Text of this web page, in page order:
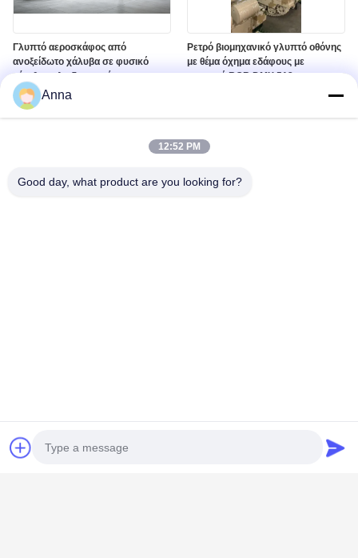
Γλυπτό αεροσκάφος από
ανοξείδωτο χάλυβα σε φυσικό
μέγεθος - Διαδραστική
εγκατάσταση τέχνης αεροπορίας
Ρετρό βιομηχανικό γλυπτό οθόνης
με θέμα όχημα εδάφους με
φωτισμό RGB DMX 512 και
Anna
12:52 PM
Good day, what product are you looking for?